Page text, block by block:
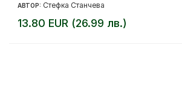
АВТОР: Стефка Станчева
13.80 EUR (26.99 лв.)